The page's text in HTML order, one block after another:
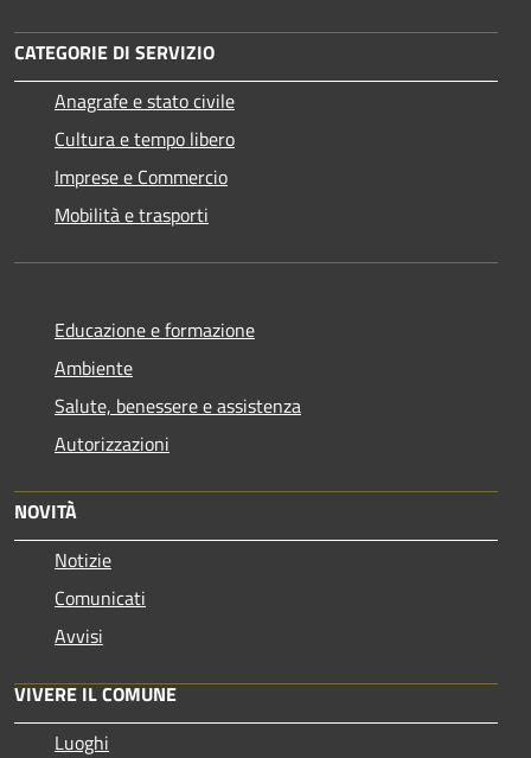
CATEGORIE DI SERVIZIO
Anagrafe e stato civile
Cultura e tempo libero
Imprese e Commercio
Mobilità e trasporti
Educazione e formazione
Ambiente
Salute, benessere e assistenza
Autorizzazioni
NOVITÀ
Notizie
Comunicati
Avvisi
VIVERE IL COMUNE
Luoghi